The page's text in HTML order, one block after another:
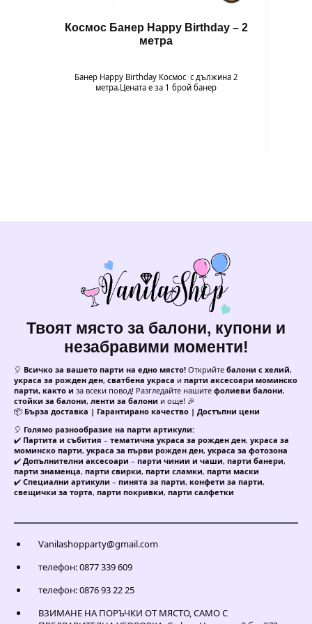
Космос Банер Happy Birthday – 2
метра
Банер Happy Birthday Космос с дължина 2
метра.Цената е за 1 брой банер
Твоят място за балони, купони и
незабравими моменти!
🎈 Всичко за вашето парти на едно място! Открийте балони с хелий,
украса за рожден ден, сватбена украса и парти аксесоари моминско
парти, както и за всеки повод! Разгледайте нашите фолиеви балони,
стойки за балони, ленти за балони и още! 🎉
📦 Бърза доставка | Гарантирано качество | Достъпни цени
🎈 Голямо разнообразие на парти артикули:
✔️ Партита и събития – тематична украса за рожден ден, украса за
моминско парти, украса за първи рожден ден, украса за фотозона
✔️ Допълнителни аксесоари – парти чинии и чаши, парти банери,
парти знаменца, парти свирки, парти сламки, парти маски
✔️ Специални артикули – пинята за парти, конфети за парти,
свещички за торта, парти покривки, парти салфетки
Vanilashopparty@gmail.com
телефон: 0877 339 609
телефон: 0876 93 22 25
ВЗИМАНЕ НА ПОРЪЧКИ ОТ МЯСТО, САМО С